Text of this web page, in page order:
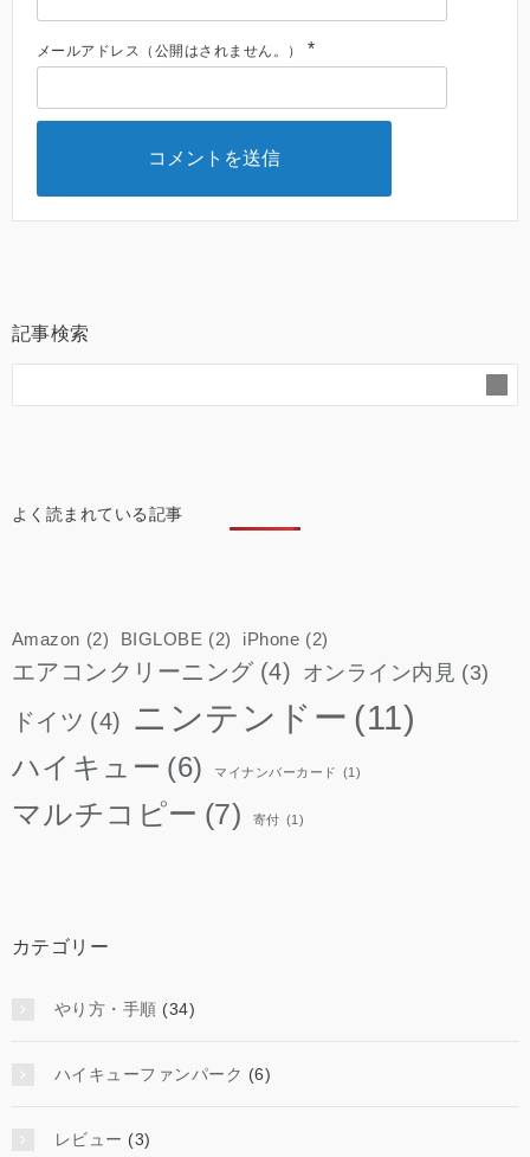
メールアドレス（公開はされません。） *
記事検索
よく読まれている記事
Amazon (2) BIGLOBE (2) iPhone (2)
エアコンクリーニング (4) オンライン内見 (3)
ドイツ (4) ニンテンドー (11)
ハイキュー (6) マイナンバーカード (1)
マルチコピー (7) 寄付 (1)
カテゴリー
やり方・手順 (34)
ハイキューファンパーク (6)
レビュー (3)